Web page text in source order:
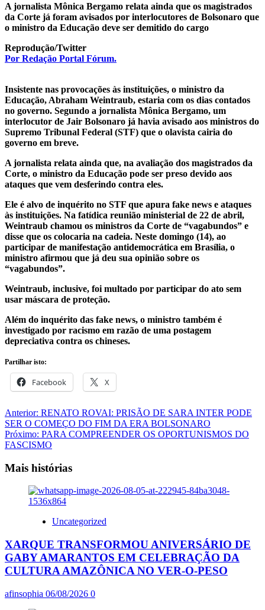
A jornalista Mônica Bergamo relata ainda que os magistrados
da Corte já foram avisados por interlocutores de Bolsonaro que
o ministro da Educação deve ser demitido do cargo
Reprodução/Twitter
Por Redação Portal Fórum.
Insistente nas provocações às instituições, o ministro da
Educação, Abraham Weintraub, estaria com os dias contados
no governo. Segundo a jornalista Mônica Bergamo, um
interlocutor de Jair Bolsonaro já havia avisado aos ministros do
Supremo Tribunal Federal (STF) que o olavista cairia do
governo em breve.
A jornalista relata ainda que, na avaliação dos magistrados da
Corte, o ministro da Educação pode ser preso devido aos
ataques que vem desferindo contra eles.
Ele é alvo de inquérito no STF que apura fake news e ataques
às instituições. Na fatídica reunião ministerial de 22 de abril,
Weintraub chamou os ministros da Corte de “vagabundos” e
disse que os colocaria na cadeia. Neste domingo (14), ao
participar de manifestação antidemocrática em Brasília, o
ministro afirmou que já deu sua opinião sobre os
“vagabundos”.
Weintraub, inclusive, foi multado por participar do ato sem
usar máscara de proteção.
Além do inquérito das fake news, o ministro também é
investigado por racismo em razão de uma postagem
depreciativa contra os chineses.
Partilhar isto:
Facebook X
Navegação
de
artigos
Anterior: RENATO ROVAI: PRISÃO DE SARA INTER PODE
SER O COMEÇO DO FIM DA ERA BOLSONARO
Próximo: PARA COMPREENDER OS OPORTUNISMOS DO
FASCISMO
Mais histórias
Uncategorized
XARQUE TRANSFORMOU ANIVERSÁRIO DE
GABY AMARANTOS EM CELEBRAÇÃO DA
CULTURA AMAZÔNICA NO VER-O-PESO
afinsophia 06/08/2026 0